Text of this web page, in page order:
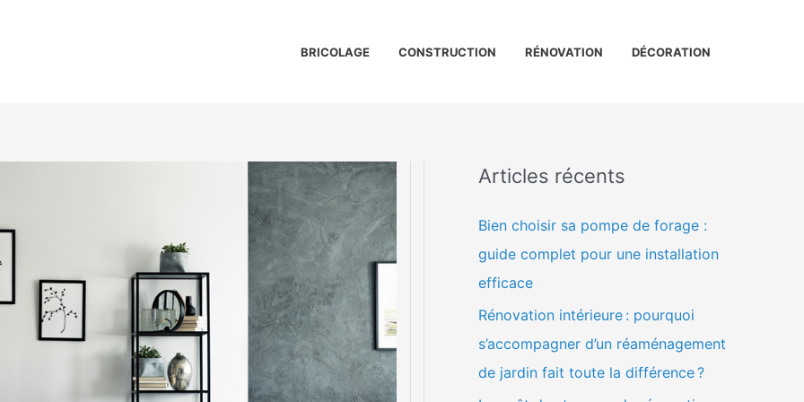
BRICOLAGE CONSTRUCTION RÉNOVATION DÉCORATION
Articles récents
Bien choisir sa pompe de forage :
guide complet pour une installation
efficace
Rénovation intérieure : pourquoi
s’accompagner d’un réaménagement
de jardin fait toute la différence ?